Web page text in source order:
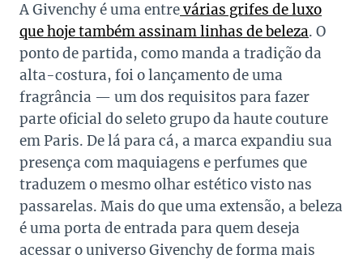
A Givenchy é uma entrevárias grifes de luxo
que hoje também assinam linhas de beleza. O
ponto de partida, como manda a tradição da
alta-costura, foi o lançamento de uma
fragrância — um dos requisitos para fazer
parte oficial do seleto grupo da haute couture
em Paris. De lá para cá, a marca expandiu sua
presença com maquiagens e perfumes que
traduzem o mesmo olhar estético visto nas
passarelas. Mais do que uma extensão, a beleza
é uma porta de entrada para quem deseja
acessar o universo Givenchy de forma mais